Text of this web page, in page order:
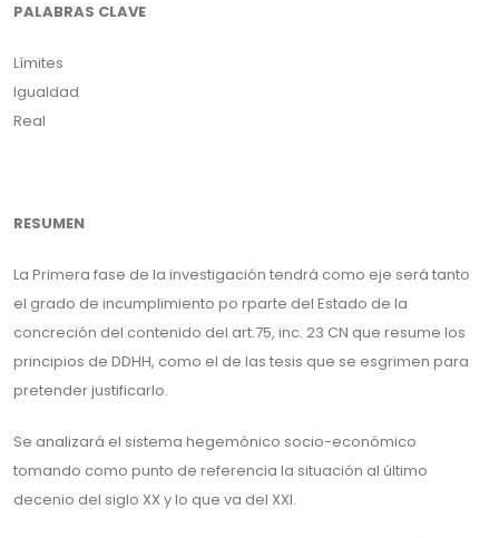
PALABRAS CLAVE
Límites
Igualdad
Real
RESUMEN
La Primera fase de la investigación tendrá como eje será tanto
el grado de incumplimiento po rparte del Estado de la
concreción del contenido del art.75, inc. 23 CN que resume los
principios de DDHH, como el de las tesis que se esgrimen para
pretender justificarlo.
Se analizará el sistema hegemónico socio-económico
tomando como punto de referencia la situación al último
decenio del siglo XX y lo que va del XXI.